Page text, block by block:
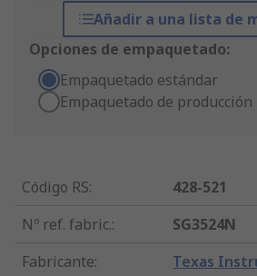
Añadir a una lista de
Opciones de empaquetado:
Empaquetado estándar
Empaquetado de producción
Código RS:
428-521
Nº ref. fabric.:
SG3524N
Fabricante: Texas